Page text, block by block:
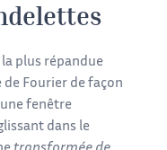
plus répandue
Fourier de façon
une fenêtre
dans le